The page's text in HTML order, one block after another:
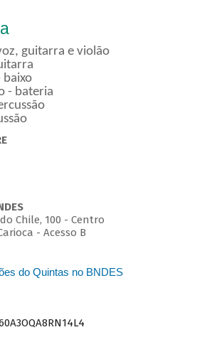
guitarra e violão
baixo
- bateria
Chile, 100 - Centro
- Acesso B
do Quintas no BNDES